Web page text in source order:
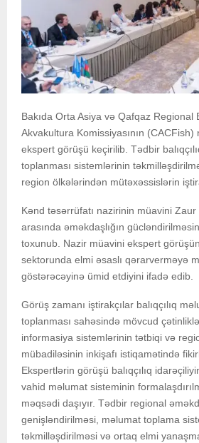
Bakıda Orta Asiya və Qafqaz Regional
Akvakultura Komissiyasının
ekspert görüşü keçirilib. Tədbir
toplanması sistemlərinin
region ölkələrindən mütəxəssislərin
Kənd təsərrüfatı nazirinin müavini
arasında əməkdaşlığın
toxunub. Nazir müavini ekspert
sektorunda elmi əsaslı qərarverməyə
göstərəcəyinə ümid etdiyini ifadə edib.
Görüş zamanı iştirakçılar balıqçılıq
toplanması sahəsində mövcud
informasiya sistemlərinin tətbiqi və
mübadiləsinin inkişafı istiqamətində
Ekspertlərin görüşü balıqçılıq
vahid məlumat sisteminin
məqsədi daşıyır. Tədbir regional
genişləndirilməsi, məlumat toplama
təkmilləşdirilməsi və ortaq elmi